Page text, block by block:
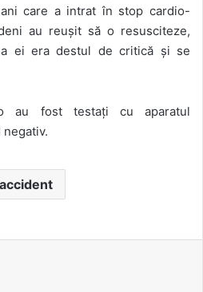
care a intrat în stop cardio-
au reușit să o resusciteze,
ei era destul de critică și se
au fost testați cu aparatul
accident